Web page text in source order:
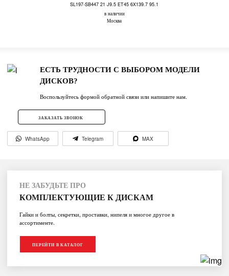
SL197-SB447 21 J9.5 ET45 6X139.7 95.1
в наличии
Москва
ЕСТЬ ТРУДНОСТИ С ВЫБОРОМ МОДЕЛИ
ДИСКОВ?
Воспользуйтесь формой обратной связи или напишите нам.
ЗАКАЗАТЬ ЗВОНОК
WhatsApp Telegram MAX
НЕ ЗАБУДЬТЕ ПРО
КОМПЛЕКТУЮЩИЕ К ДИСКАМ
Гайки и болты, секретки, проставки, нипеля и многое другое в
ассортименте.
ПЕРЕЙТИ В КАТАЛОГ